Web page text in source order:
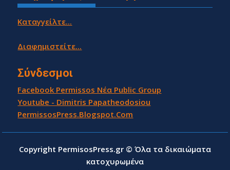
Καταγγείλτε...
Διαφημιστείτε...
Σύνδεσμοι
Facebook Permissos Νέα Public Group
Youtube - Dimitris Papatheodosiou
PermissosPress.Blogspot.Com
Copyright PermisosPress.gr © Όλα τα δικαιώματα
κατοχυρωμένα